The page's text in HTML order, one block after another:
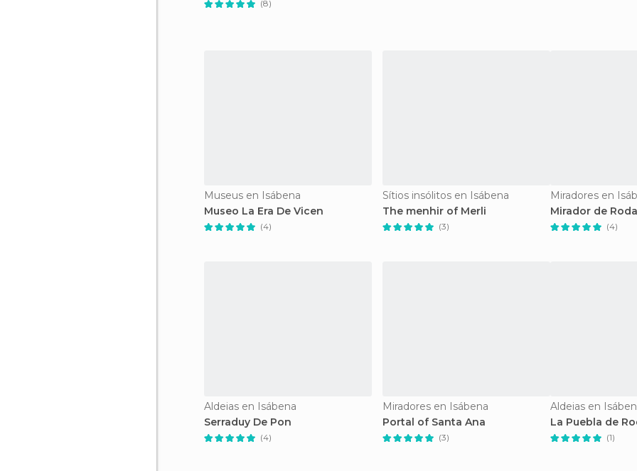
(8)
Museus en Isábena
Museo La Era De Vicen
(4)
Sítios insólitos en Isábena
The menhir of Merli
(3)
Miradores en
Mirador de
(4)
Aldeias en Isábena
Serraduy De Pon
(4)
Miradores en Isábena
Portal of Santa Ana
(3)
Aldeias en
La Puebla de
(1)